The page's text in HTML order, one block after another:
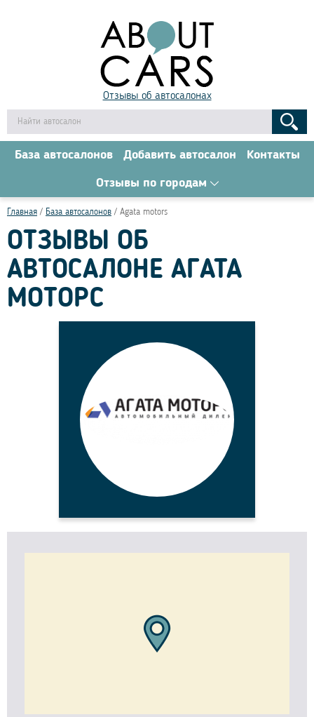
Отзывы об автосалонах
База автосалонов Добавить автосалон Контакты
Отзывы по городам
Главная База автосалонов Agata motors
ОТЗЫВЫ ОБ
АВТОСАЛОНЕ АГАТА
МОТОРС